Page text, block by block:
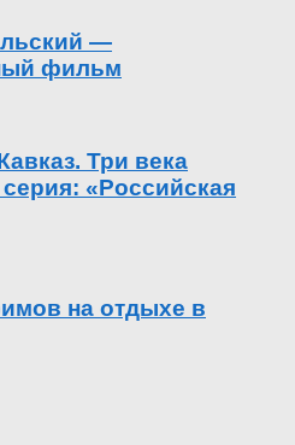
—
фильм
Три века
«Российская
на отдыхе в